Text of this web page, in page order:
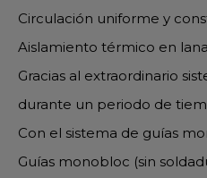
Circulación uniforme y
Aislamiento térmico en
Gracias al extraordinario
durante un periodo de
Con el sistema de guías
Guías monobloc (sin